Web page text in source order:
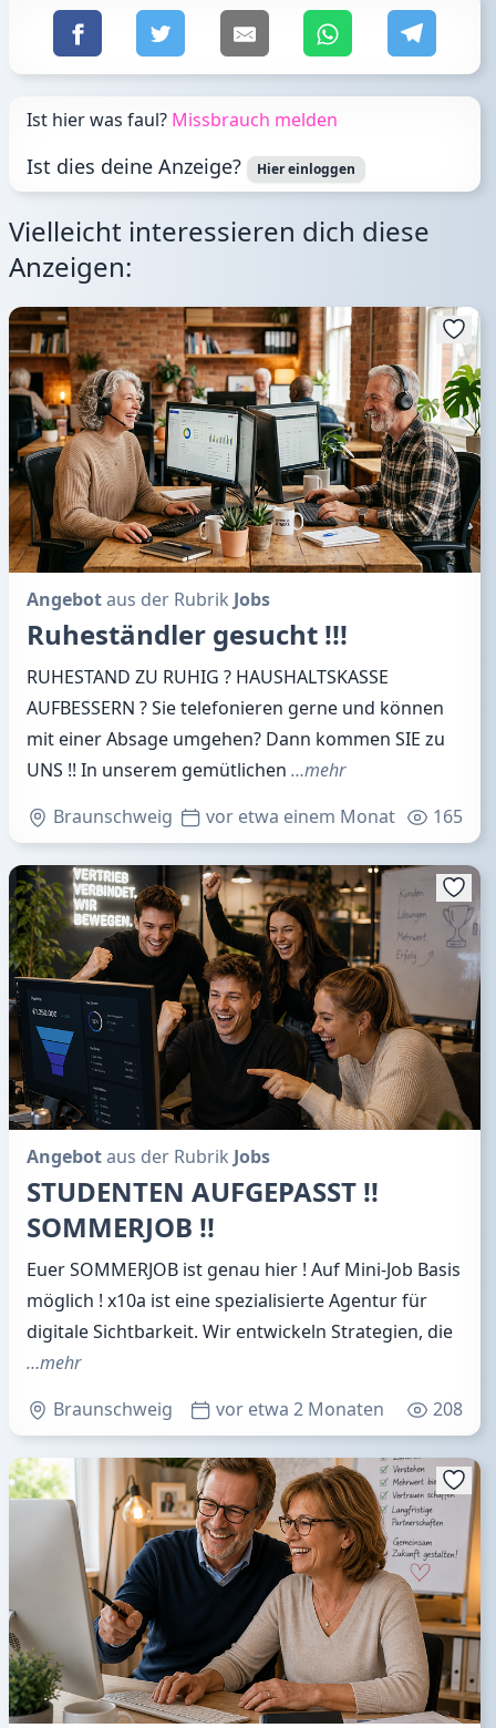
Ist hier was faul? Missbrauch melden
Ist dies deine Anzeige? Hier einloggen
Vielleicht interessieren dich diese
Anzeigen:
Angebotaus der Rubrik Jobs
Ruheständler gesucht !!!
RUHESTAND ZU RUHIG ? HAUSHALTSKASSE
AUFBESSERN ? Sie telefonieren gerne und können
mit einer Absage umgehen? Dann kommen SIE zu
UNS !! In unserem gemütlichen …mehr
Braunschweig
vor etwa einem Monat 165
Angebotaus der Rubrik Jobs
STUDENTEN AUFGEPASST !!
SOMMERJOB !!
Euer SOMMERJOB ist genau hier ! Auf Mini-Job Basis
möglich ! x10a ist eine spezialisierte Agentur für
digitale Sichtbarkeit. Wir entwickeln Strategien, die
…mehr
Braunschweig
vor etwa 2 Monaten 208